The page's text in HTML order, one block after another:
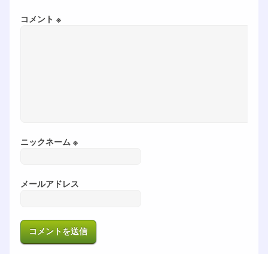
コメント ※
ニックネーム ※
メールアドレス